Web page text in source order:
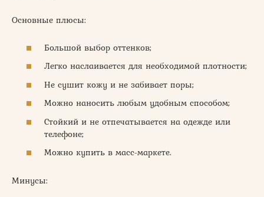
Основные плюсы:
Большой выбор оттенков;
Легко наслаивается для необходимой плотности;
Не сушит кожу и не забивает поры;
Можно наносить любым удобным способом;
Стойкий и не отпечатывается на одежде или
телефоне;
Можно купить в масс-маркете.
Минусы: